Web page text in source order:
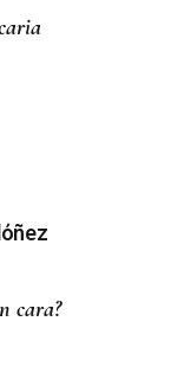
cara?